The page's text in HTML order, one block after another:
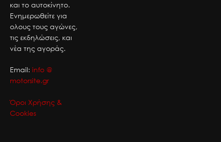
και το αυτοκίνητο.
Ενημερωθείτε για
ολους τους αγώνες,
τις εκδηλώσεις, και
νέα της αγοράς.
Email: info @
motorsite.gr
Όροι Χρήσης &
Cookies